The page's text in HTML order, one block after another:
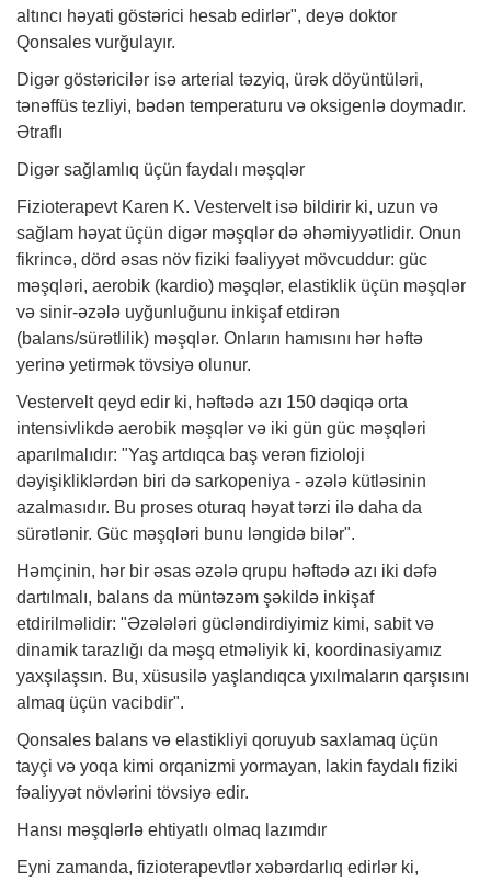
altıncı həyati göstərici hesab edirlər", deyə doktor
Qonsales vurğulayır.
Digər göstəricilər isə arterial təzyiq, ürək döyüntüləri,
tənəffüs tezliyi, bədən temperaturu və oksigenlə doymadır.
Ətraflı
Digər sağlamlıq üçün faydalı məşqlər
Fizioterapevt Karen K. Vestervelt isə bildirir ki, uzun və
sağlam həyat üçün digər məşqlər də əhəmiyyətlidir. Onun
fikrincə, dörd əsas növ fiziki fəaliyyət mövcuddur: güc
məşqləri, aerobik (kardio) məşqlər, elastiklik üçün məşqlər
və sinir-əzələ uyğunluğunu inkişaf etdirən
(balans/sürətlilik) məşqlər. Onların hamısını hər həftə
yerinə yetirmək tövsiyə olunur.
Vestervelt qeyd edir ki, həftədə azı 150 dəqiqə orta
intensivlikdə aerobik məşqlər və iki gün güc məşqləri
aparılmalıdır: "Yaş artdıqca baş verən fizioloji
dəyişikliklərdən biri də sarkopeniya - əzələ kütləsinin
azalmasıdır. Bu proses oturaq həyat tərzi ilə daha da
sürətlənir. Güc məşqləri bunu ləngidə bilər".
Həmçinin, hər bir əsas əzələ qrupu həftədə azı iki dəfə
dartılmalı, balans da müntəzəm şəkildə inkişaf
etdirilməlidir: "Əzələləri gücləndirdiyimiz kimi, sabit və
dinamik tarazlığı da məşq etməliyik ki, koordinasiyamız
yaxşılaşsın. Bu, xüsusilə yaşlandıqca yıxılmaların qarşısını
almaq üçün vacibdir".
Qonsales balans və elastikliyi qoruyub saxlamaq üçün
tayçi və yoqa kimi orqanizmi yormayan, lakin faydalı fiziki
fəaliyyət növlərini tövsiyə edir.
Hansı məşqlərlə ehtiyatlı olmaq lazımdır
Eyni zamanda, fizioterapevtlər xəbərdarlıq edirlər ki,